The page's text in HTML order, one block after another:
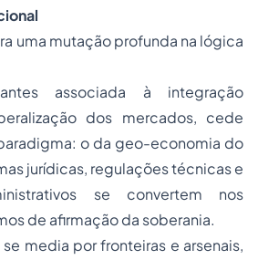
uma mutação profunda na lógica
associada à integração
dos mercados, cede
o da geo-economia do
jurídicas, regulações técnicas e
se convertem nos
de afirmação da soberania.
media por fronteiras e arsenais,